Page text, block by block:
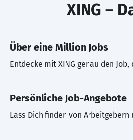
XING –
Über eine Million Jobs
Entdecke mit XING genau den
Persönliche Job-Angebote
Lass Dich finden von Arbeitgebern